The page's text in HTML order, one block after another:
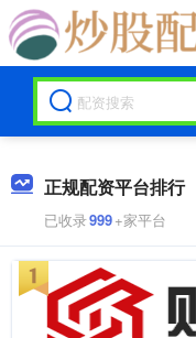
正规配资平台排行
已收录999+家平台